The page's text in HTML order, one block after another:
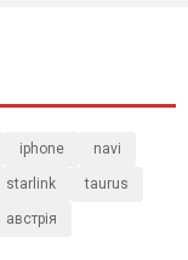
iphone navi
starlink taurus
австрія